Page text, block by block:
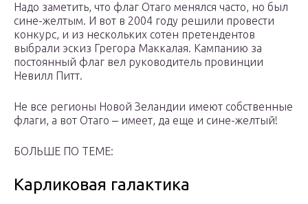
Надо заметить, что флаг Отаго менялся часто, но был
сине-желтым. И вот в 2004 году решили провести
конкурс, и из нескольких сотен претендентов
выбрали эскиз Грегора Маккалая. Кампанию за
постоянный флаг вел руководитель провинции
Невилл Питт.
Не все регионы Новой Зеландии имеют собственные
флаги, а вот Отаго ‒ имеет, да еще и сине-желтый!
БОЛЬШЕ ПО ТЕМЕ:
Карликовая галактика